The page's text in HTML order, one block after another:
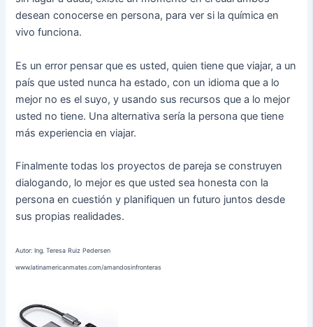
desean conocerse en persona, para ver si la química en
vivo funciona.
Es un error pensar que es usted, quien tiene que viajar, a un
país que usted nunca ha estado, con un idioma que a lo
mejor no es el suyo, y usando sus recursos que a lo mejor
usted no tiene. Una alternativa sería la persona que tiene
más experiencia en viajar.
Finalmente todas los proyectos de pareja se construyen
dialogando, lo mejor es que usted sea honesta con la
persona en cuestión y planifiquen un futuro juntos desde
sus propias realidades.
Autor: Ing. Teresa Ruiz Pedersen
www.latinamericanmates.com/amandosinfronteras